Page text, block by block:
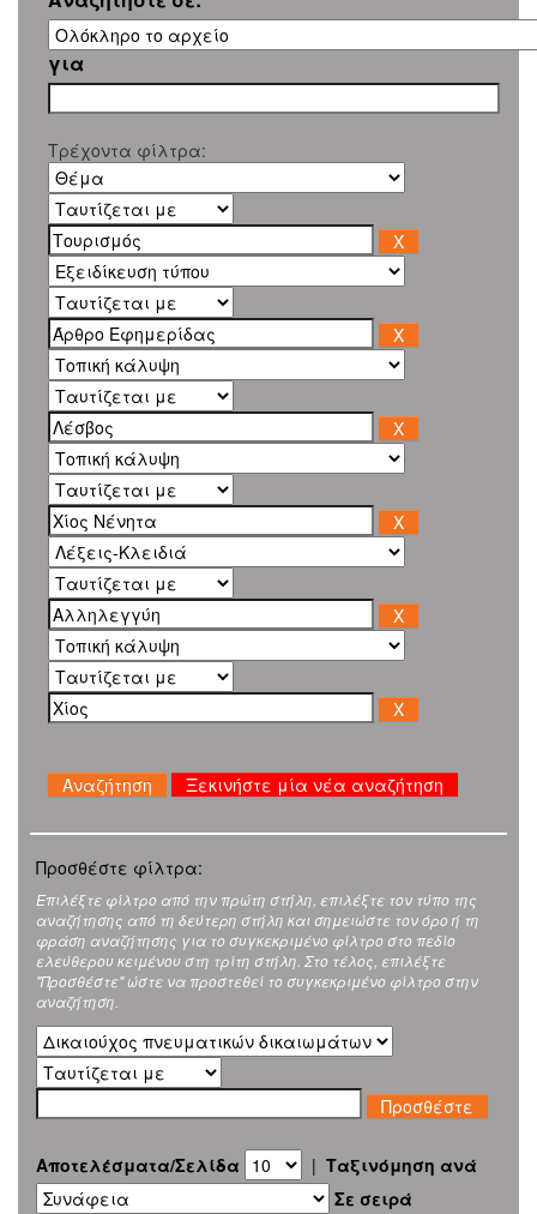
για
Τρέχοντα φίλτρα:
Ξεκινήστε μία νέα αναζήτηση
Προσθέστε φίλτρα:
Επιλέξτε φίλτρο από την πρώτη στήλη, επιλέξτε τον τύπο της
αναζήτησης από τη δεύτερη στήλη και σημειώστε τον όρο ή τη
φράση αναζήτησης για το συγκεκριμένο φίλτρο στο πεδίο
ελεύθερου κειμένου στη τρίτη στήλη. Στο τέλος, επιλέξτε
"Προσθέστε" ώστε να προστεθεί το συγκεκριμένο φίλτρο στην
αναζήτηση.
Αποτελέσματα/Σελίδα | Ταξινόμηση ανά
Σε σειρά